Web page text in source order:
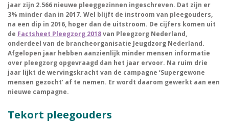
jaar zijn 2.566 nieuwe pleeggezinnen ingeschreven. Dat zijn er
3% minder dan in 2017. Wel blijft de instroom van pleegouders,
na een dip in 2016, hoger dan de uitstroom. De cijfers komen uit
de Factsheet Pleegzorg 2018van Pleegzorg Nederland,
onderdeel van de brancheorganisatie Jeugdzorg Nederland.
Afgelopen jaar hebben aanzienlijk minder mensen informatie
over pleegzorg opgevraagd dan het jaar ervoor. Na ruim drie
jaar lijkt de wervingskracht van de campagne ‘Supergewone
mensen gezocht’ af te nemen. Er wordt daarom gewerkt aan een
nieuwe campagne.
Tekort pleegouders